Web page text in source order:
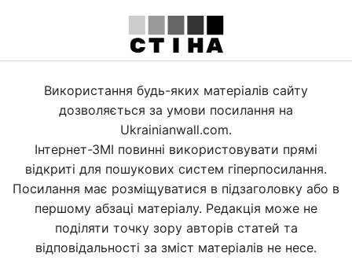
Використання будь-яких матеріалів сайту
дозволяється за умови посилання на
Ukrainianwall.com.
Інтернет-ЗМІ повинні використовувати прямі
відкриті для пошукових систем гіперпосилання.
Посилання має розміщуватися в підзаголовку або в
першому абзаці матеріалу. Редакція може не
поділяти точку зору авторів статей та
відповідальності за зміст матеріалів не несе.